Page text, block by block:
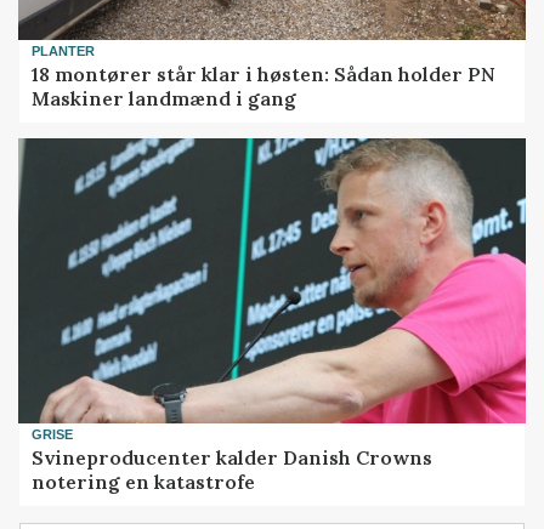
PLANTER
18 montører står klar i høsten: Sådan holder PN
Maskiner landmænd i gang
GRISE
Svineproducenter kalder Danish Crowns
notering en katastrofe